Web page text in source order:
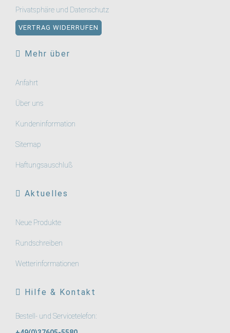
Privatsphäre und Datenschutz
VERTRAG WIDERRUFEN
Mehr über
Anfahrt
Über uns
Kundeninformation
Sitemap
Haftungsauschluß
Aktuelles
Neue Produkte
Rundschreiben
Wetterinformationen
Hilfe & Kontakt
Bestell- und Servicetelefon: